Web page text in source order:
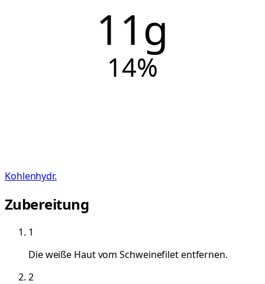
11g
14%
Kohlenhydr.
Zubereitung
1
Die weiße Haut vom Schweinefilet entfernen.
2